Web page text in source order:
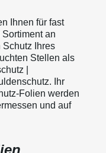
Ihnen für fast
an
Schutz Ihres
Stellen als
|
Ihr
Folien werden
und auf